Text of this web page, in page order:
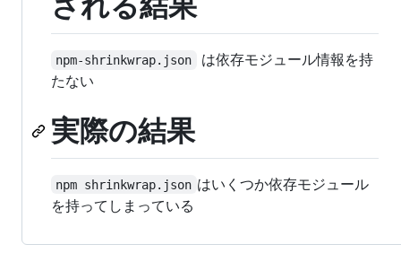
npm-shrinkwrap.json
は依存モジュール情報を持
たない
実際の結果
npm shrinkwrap.json はいくつか依存モジュール
を持ってしまっている